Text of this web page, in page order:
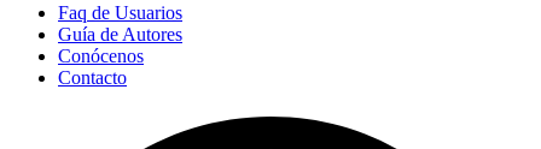
Faq de Usuarios
Guía de Autores
Conócenos
Contacto